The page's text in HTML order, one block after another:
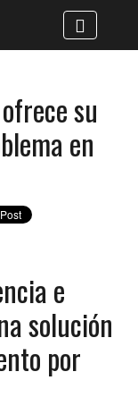
su
en
e
solución
por